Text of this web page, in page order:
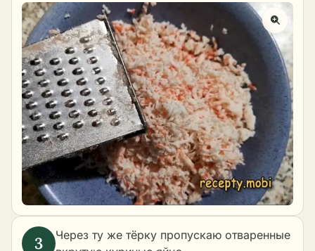
Через ту же тёрку пропускаю отваренные